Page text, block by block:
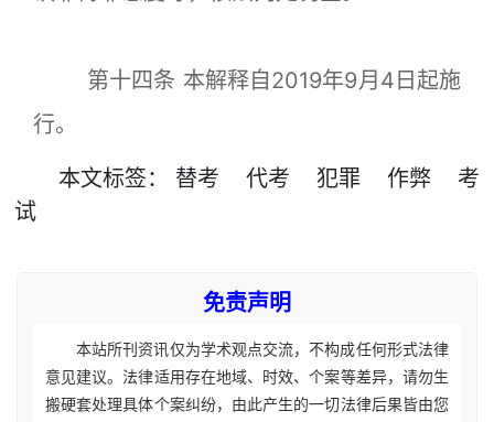
第十四条 本解释自2019年9月4日起施
行。
本文标签： 替考 代考 犯罪 作弊
考
试
免责声明
本站所刊资讯仅为学术观点交流，不构成任何形式法律
意见建议。法律适用存在地域、时效、个案等差异，请勿生
搬硬套处理具体个案纠纷，由此产生的一切法律后果皆由您